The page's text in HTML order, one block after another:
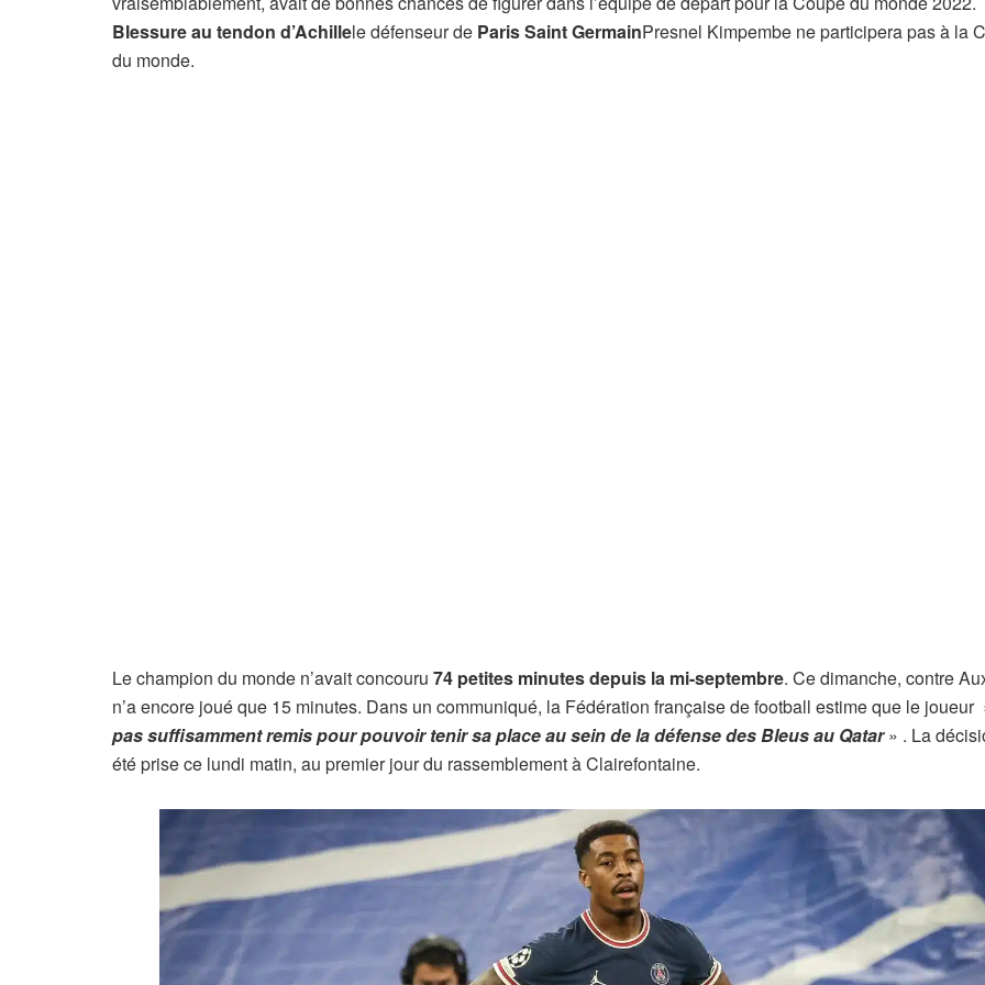
Blessure au tendon d’Achillele défenseur de Paris Saint GermainPresnel Kimpembe ne participera pas à la
du monde.
Le champion du monde n’avait concouru 74 petites minutes depuis la mi-septembre. Ce dimanche, contre
n’a encore joué que 15 minutes. Dans un communiqué, la Fédération française de football estime que le joueur
pas suffisamment remis pour pouvoir tenir sa place au sein de la défense des Bleus au Qatar» . La
été prise ce lundi matin, au premier jour du rassemblement à Clairefontaine.